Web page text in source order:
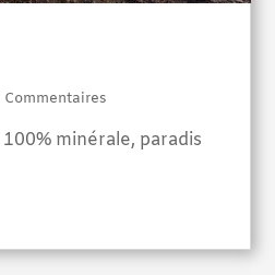
Commentaires
100% minérale, paradis